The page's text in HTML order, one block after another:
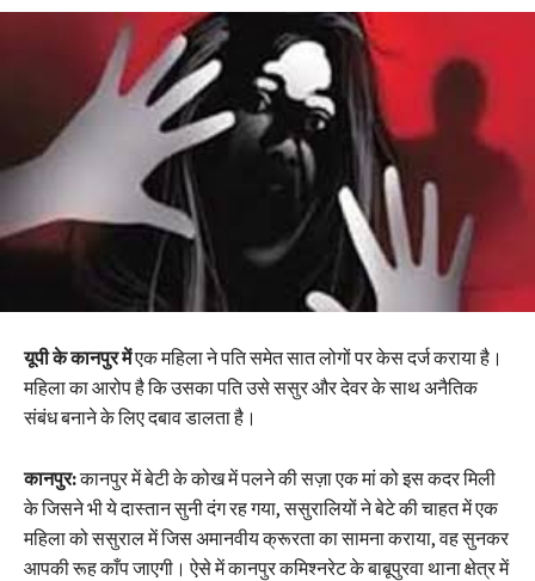
यूपी के कानपुर मेंएक महिला ने पति समेत सात लोगों पर केस दर्ज कराया है।
महिला का आरोप है कि उसका पति उसे ससुर और देवर के साथ अनैतिक
संबंध बनाने के लिए दबाव डालता है।
कानपुर:कानपुर में बेटी के कोख में पलने की सज़ा एक मां को इस कदर मिली
के जिसने भी ये दास्तान सुनी दंग रह गया, ससुरालियों ने बेटे की चाहत में एक
महिला को ससुराल में जिस अमानवीय क्रूरता का सामना कराया, वह सुनकर
आपकी रूह काँप जाएगी। ऐसे में कानपुर कमिश्नरेट के बाबूपुरवा थाना क्षेत्र में